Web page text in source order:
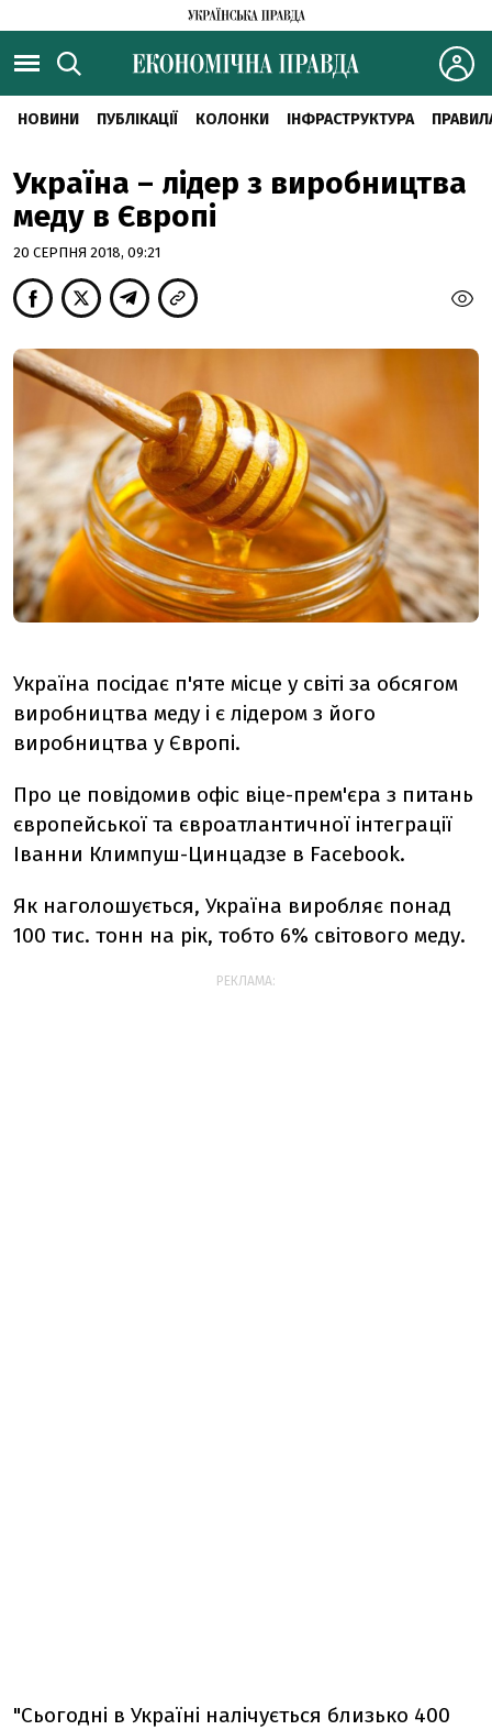
НОВИНИ ПУБЛІКАЦІЇ КОЛОНКИ ІНФРАСТРУКТУРА
Україна – лідер з виробництва
меду в Європі
20 СЕРПНЯ 2018, 09:21
Україна посідає п'яте місце у світі за обсягом
виробництва меду і є лідером з його
виробництва у Європі.
Про це повідомив офіс віце-прем'єра з питань
європейської та євроатлантичної інтеграції
Іванни Климпуш-Цинцадзе в Facebook.
Як наголошується, Україна виробляє понад
100 тис. тонн на рік, тобто 6% світового меду.
РЕКЛАМА:
"Сьогодні в Україні налічується близько 400